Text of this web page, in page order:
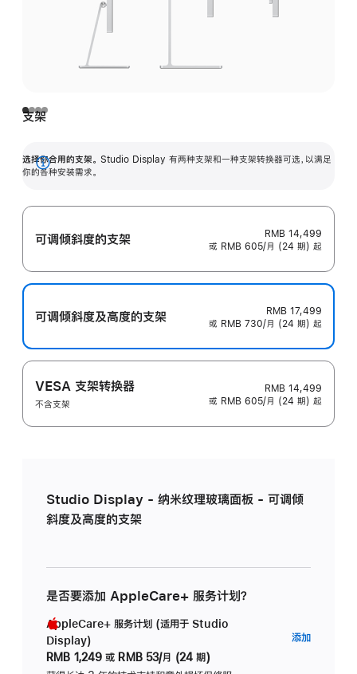
支架
选择你合用的支架。 Studio Display 有两种支架和一种支架转换器可选，以满足
你的各种安装需求。
展
可调倾斜度的支架
RMB 14,499
或 RMB 605/月 (24 期) 起
可调倾斜度及高‍度的支‍架
RMB 17,499
或 RMB 730/月 (24 期) 起
VESA 支架转换器
不含支架
RMB 14,499
或 RMB 605/月 (24 期) 起
Studio Display - 纳米纹理玻璃面板 - 可调倾
斜度及高度的支架
是否要添加 AppleCare+ 服务计划？
AppleCare+ 服务计划 (适用于 Studio
Display)
RMB 1,249 或 RMB 53/月 (24 期)
添加